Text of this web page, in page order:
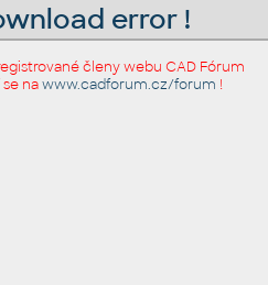
error !
členy webu CAD Fórum
nawww.cadforum.cz/forum !